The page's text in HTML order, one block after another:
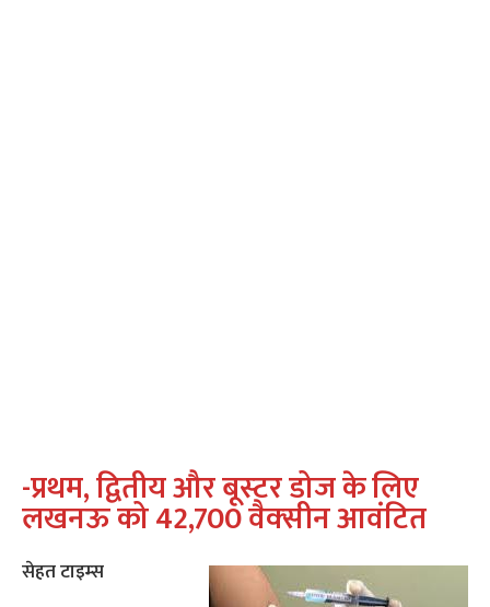
-प्रथम, द्वितीय और बूस्‍टर डोज के लिए
लखनऊ को 42,700 वैक्‍सीन आवंटित
सेहत टाइम्‍स